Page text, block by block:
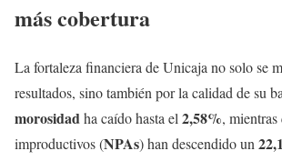
más cobertura
La fortaleza financiera de Unicaja no solo se
resultados, sino también por la calidad de su
morosidadha caído hasta el2,58%,
improductivos (NPAs) han descendido un